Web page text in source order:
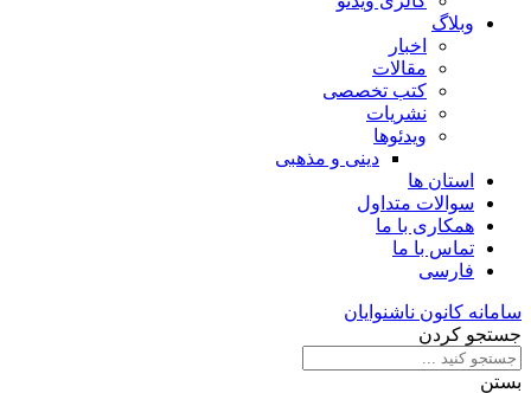
وبلاگ
اخبار
مقالات
کتب تخصصی
نشریات
ویدئوها
دینی و مذهبی
استان ها
سوالات متداول
همکاری با ما
تماس با ما
فارسی
سامانه کانون ناشنوایان
جستجو کردن
بستن